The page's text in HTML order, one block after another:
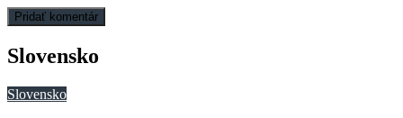
Slovensko
Slovensko